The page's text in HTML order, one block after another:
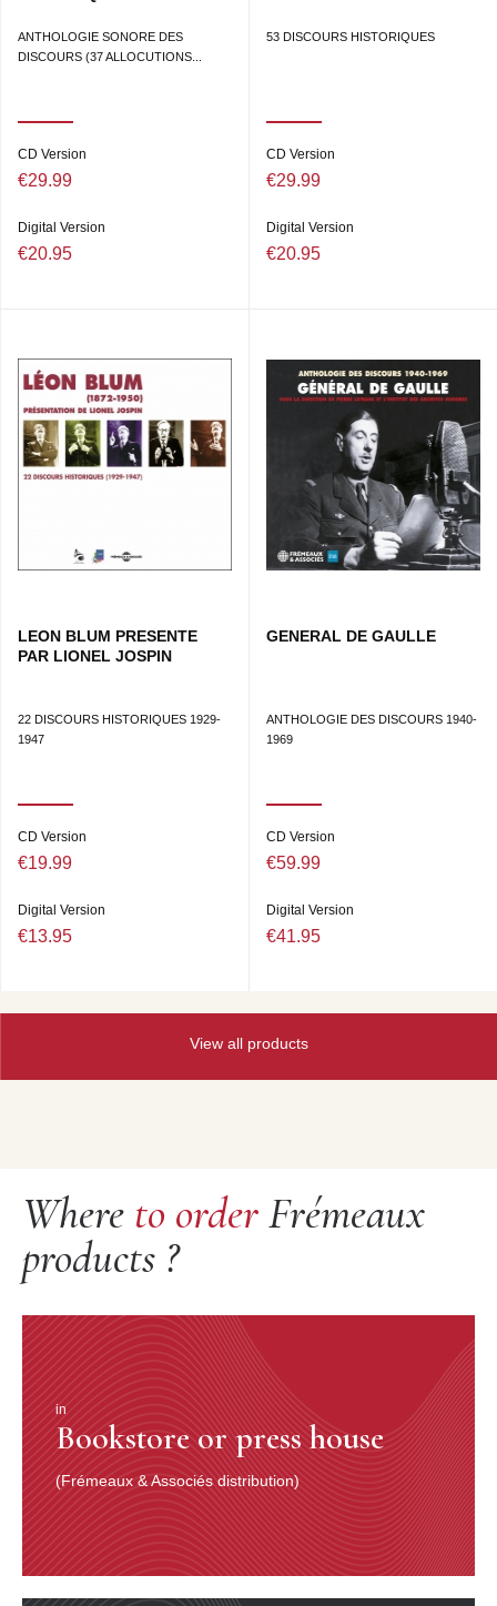
ANTHOLOGIE SONORE DES
DISCOURS (37 ALLOCUTIONS...
CD Version
€29.99
Digital Version
€20.95
53 DISCOURS HISTORIQUES
CD Version
€29.99
Digital Version
€20.95
LEON BLUM PRESENTE
PAR LIONEL JOSPIN
22 DISCOURS HISTORIQUES 1929-
1947
CD Version
€19.99
Digital Version
€13.95
GENERAL DE GAULLE
ANTHOLOGIE DES DISCOURS 1940-
1969
CD Version
€59.99
Digital Version
€41.95
View all products
Where to orderFrémeaux
products ?
in
Bookstore or press house
(Frémeaux & Associés distribution)